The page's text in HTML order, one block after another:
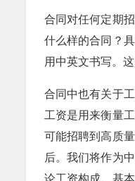
合同对任何定期
什么样的合同？
用中英文书写。
合同中也有关于
工资是用来衡量
可能招聘到高质
后。我们将作为